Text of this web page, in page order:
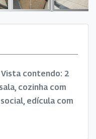
contendo: 2
cozinha com
edícula com